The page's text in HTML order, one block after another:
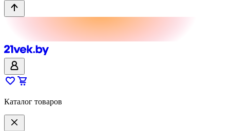
Каталог товаров